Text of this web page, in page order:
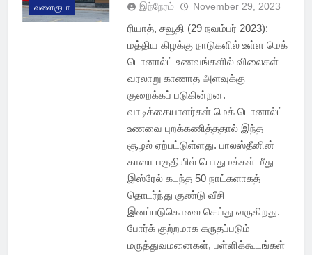
வளைகுடா
இந்நேரம் November 29, 2023
ரியாத், சவூதி (29 நவம்பர் 2023):
மத்திய கிழக்கு நாடுகளில் உள்ள மெக்
டொனால்ட் உணவங்களில் விலைகள்
வரலாறு காணாத அளவுக்கு
குறைக்கப் படுகின்றன.
வாடிக்கையாளர்கள் மெக் டொனால்ட்
உணவை புறக்கணித்ததால் இந்த
சூழல் ஏற்பட்டுள்ளது. பாலஸ்தீனின்
காஸா பகுதியில் பொதுமக்கள் மீது
இஸ்ரேல் கடந்த 50 நாட்களாகத்
தொடர்ந்து குண்டு வீசி
இனப்படுகொலை செய்து வருகிறது.
போர்க் குற்றமாக கருதப்படும்
மருத்துவமனைகள், பள்ளிக்கூடங்கள்